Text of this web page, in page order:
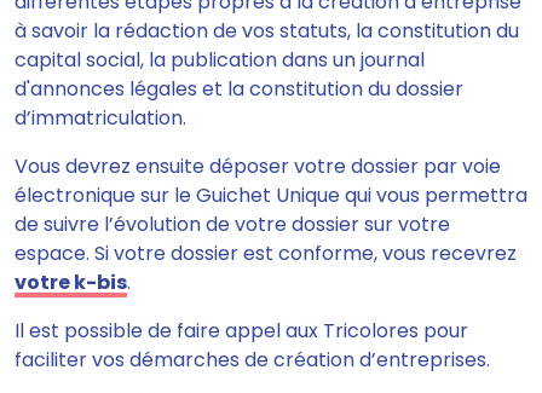
à savoir la rédaction de vos statuts, la constitution du
capital social, la publication dans un journal
d'annonces légales et la constitution du dossier
d’immatriculation.
Vous devrez ensuite déposer votre dossier par voie
électronique sur le Guichet Unique qui vous permettra
de suivre l’évolution de votre dossier sur votre
espace. Si votre dossier est conforme, vous recevrez
votre k-bis.
Il est possible de faire appel aux Tricolores pour
faciliter vos démarches de création d’entreprises.